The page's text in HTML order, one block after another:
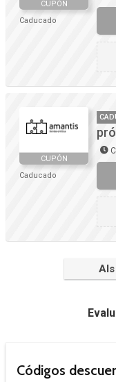
CUPÓN
Caducado
CUPÓN
Caducado
Códigos